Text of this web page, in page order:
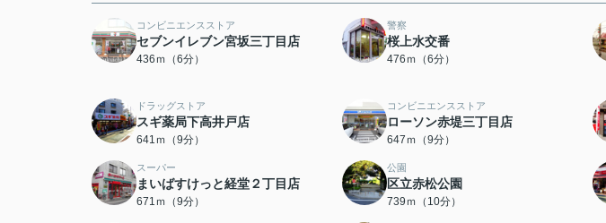
コンビニエンスストア
セブンイレブン宮坂三丁目店
436ｍ（6分）
警察
桜上水交番
476ｍ（6分）
ドラッグストア
スギ薬局下高井戸店
641ｍ（9分）
コンビニエンスストア
ローソン赤堤三丁目店
647ｍ（9分）
スーパー
まいばすけっと経堂２丁目店
671ｍ（9分）
公園
区立赤松公園
739ｍ（10分）